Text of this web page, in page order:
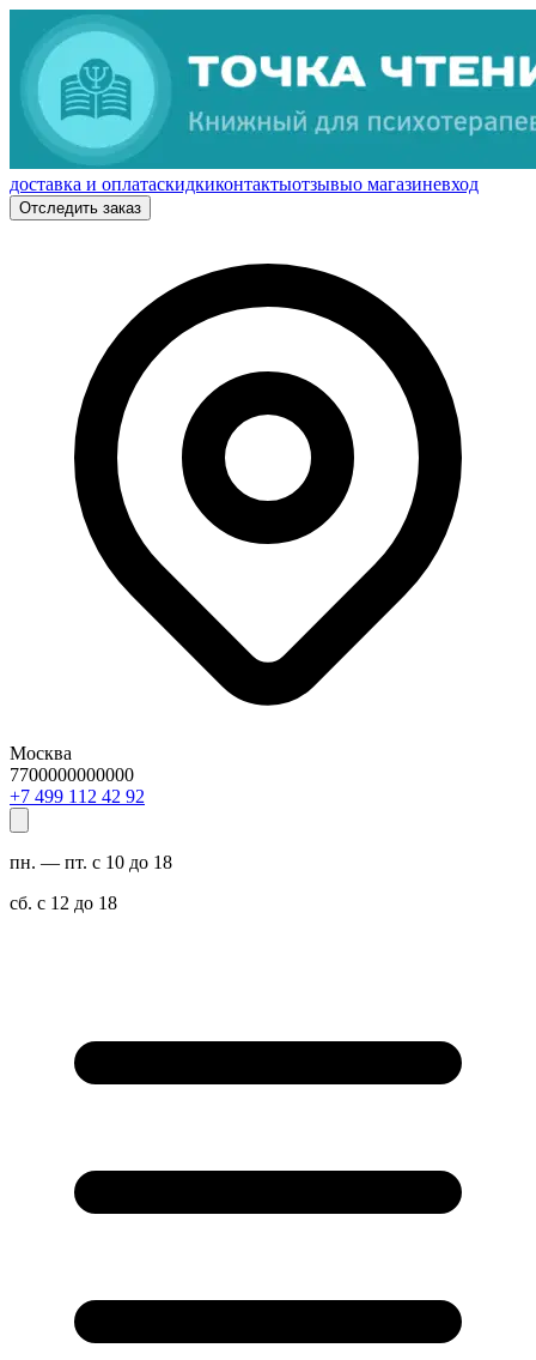
доставка и оплатаскидкиконтактыотзывыо магазиневход
Отследить заказ
Москва
7700000000000
29 24 211 994 7+
пн. — пт. с 10 до 18
сб. с 12 до 18